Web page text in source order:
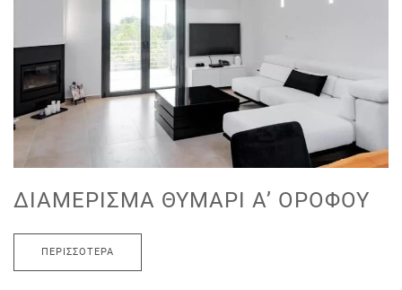
ΔΙΑΜΈΡΙΣΜΑ ΘΥΜΆΡΙ Α’ ΟΡΌΦΟΥ
ΠΕΡΙΣΣΌΤΕΡΑ